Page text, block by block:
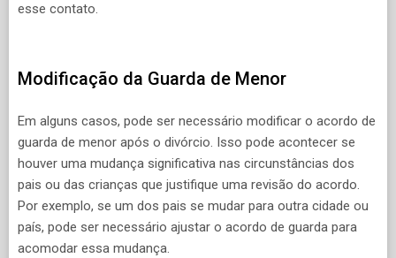
esse contato.
Modificação da Guarda de Menor
Em alguns casos, pode ser necessário modificar o acordo de
guarda de menor após o divórcio. Isso pode acontecer se
houver uma mudança significativa nas circunstâncias dos
pais ou das crianças que justifique uma revisão do acordo.
Por exemplo, se um dos pais se mudar para outra cidade ou
país, pode ser necessário ajustar o acordo de guarda para
acomodar essa mudança.